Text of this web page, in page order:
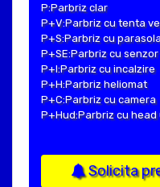
P:Parbriz clar
P+V:Parbriz cu tenta
P+S:Parbriz cu
P+SE:Parbriz cu senzor
P+I:Parbriz cu incalzire
P+H:Parbriz heliomat
P+C:Parbriz cu camera
P+Hud:Parbriz cu head
Solicita